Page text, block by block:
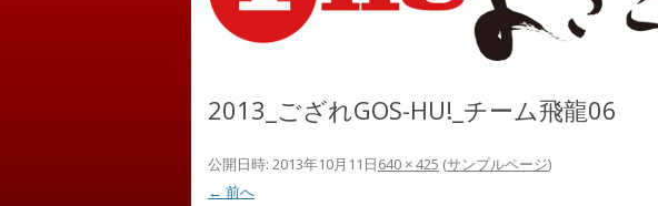
2013_ござれGOS-HU!_チーム飛龍06
公開日時: 2013年10月11日640 × 425 (サンプルページ)
← 前へ